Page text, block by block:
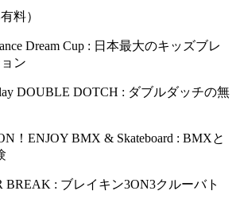
料）
Dream Cup : 日本最大のキッズブレ
ン
DOTCH : ダブルダッチの無
BMX & Skateboard : BMXと
: ブレイキン3ON3クルーバト